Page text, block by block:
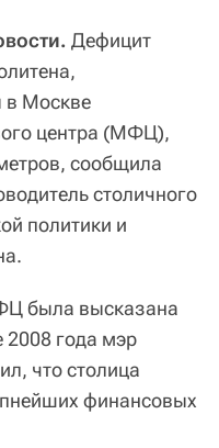
Дефицит
в Москве
центра (МФЦ),
сообщила
столичного
политики и
была высказана
2008 года мэр
что столица
финансовых